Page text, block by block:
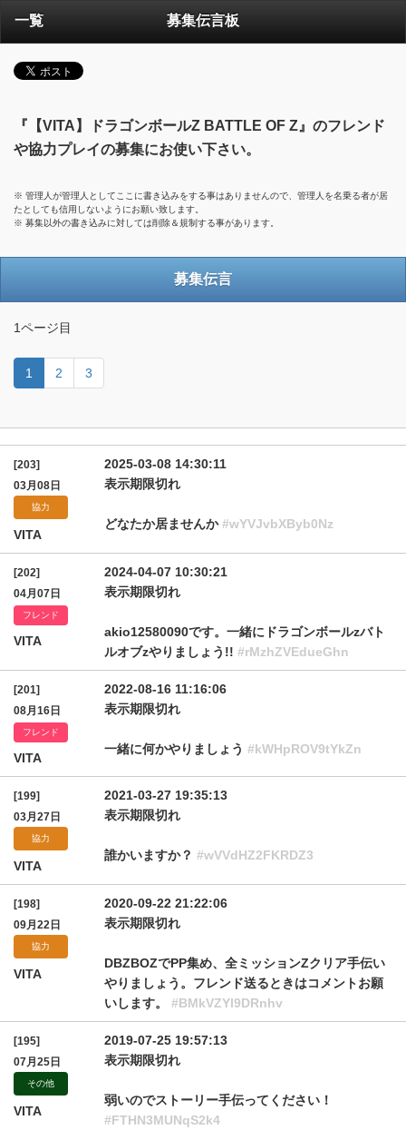
一覧 募集伝言板
『【VITA】ドラゴンボールZ BATTLE OF Z』のフレンド
や協力プレイの募集にお使い下さい。
※ 管理人が管理人としてここに書き込みをする事はありませんので、管理人を名乗る者が居
たとしても信用しないようにお願い致します。
※ 募集以外の書き込みに対しては削除＆規制する事があります。
募集伝言
1ページ目
1 2 3
[203]
03月08日
協力
VITA
2025-03-08 14:30:11
表示期限切れ
どなたか居ませんか#wYVJvbXByb0Nz
[202]
04月07日
フレンド
VITA
2024-04-07 10:30:21
表示期限切れ
akio12580090です。一緒にドラゴンボールzバト
ルオブzやりましょう!! #rMzhZVEdueGhn
[201]
08月16日
フレンド
VITA
2022-08-16 11:16:06
表示期限切れ
一緒に何かやりましょう #kWHpROV9tYkZn
[199]
03月27日
協力
VITA
2021-03-27 19:35:13
表示期限切れ
誰かいますか？ #wVVdHZ2FKRDZ3
[198]
09月22日
協力
VITA
2020-09-22 21:22:06
表示期限切れ
DBZBOZでPP集め、全ミッションZクリア手伝い
やりましょう。フレンド送るときはコメントお願
いします。 #BMkVZYl9DRnhv
[195]
07月25日
その他
VITA
2019-07-25 19:57:13
表示期限切れ
弱いのでストーリー手伝ってください！
#FTHN3MUNqS2k4